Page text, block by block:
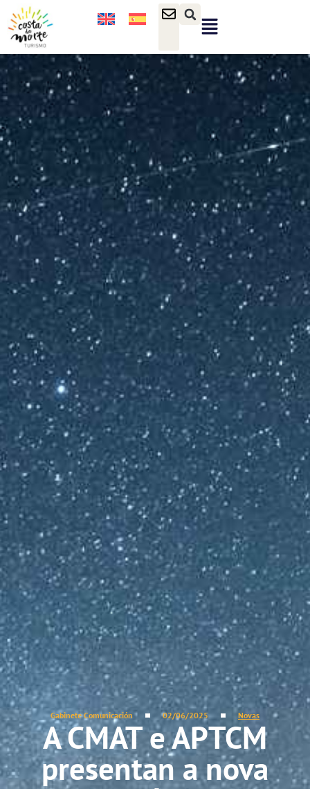
Gabinete Comunicación 02/06/2025 Novas
A CMAT e APTCM
presentan a nova